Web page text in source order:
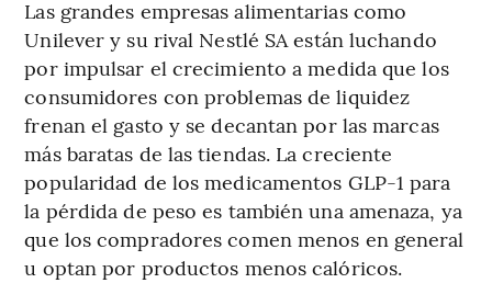
Las grandes empresas alimentarias como
Unilever y su rival Nestlé SA están luchando
por impulsar el crecimiento a medida que los
consumidores con problemas de liquidez
frenan el gasto y se decantan por las marcas
más baratas de las tiendas. La creciente
popularidad de los medicamentos GLP-1 para
la pérdida de peso es también una amenaza, ya
que los compradores comen menos en general
u optan por productos menos calóricos.